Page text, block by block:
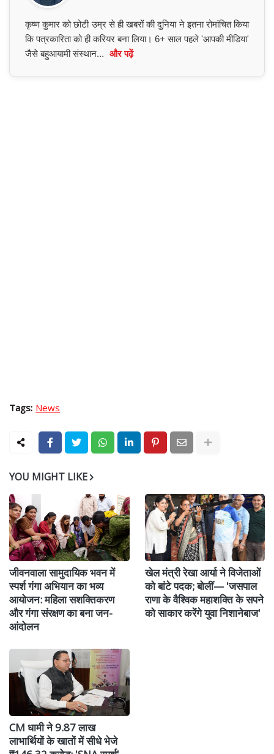
कृष्ण कुमार को छोटी उम्र से ही खबरों की दुनिया ने इतना रोमांचित किया
कि पत्रकारिता को ही करियर बना लिया। 6+ साल पहले 'आपकी मीडिया'
जैसे बहुआयामी संस्थान... और पढ़ें
Tags: News
YOU MIGHT LIKE
जीवनवाला सामुदायिक भवन में
स्पर्श गंगा अभियान का भव्य
आयोजन: महिला सशक्तिकरण
और गंगा संरक्षण का बना जन-
आंदोलन
खेल मंत्री रेखा आर्या ने विजेताओं
को बांटे पदक; बोलीं— 'जसपाल
राणा के वैश्विक महाशक्ति के सपने
को साकार करेंगे युवा निशानेबाज'
CM धामी ने 9.87 लाख
लाभार्थियों के खातों में सीधे भेजे